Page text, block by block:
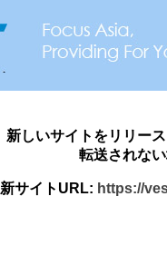
新しいサイトをリリー
転送されな
新サイトURL: https://